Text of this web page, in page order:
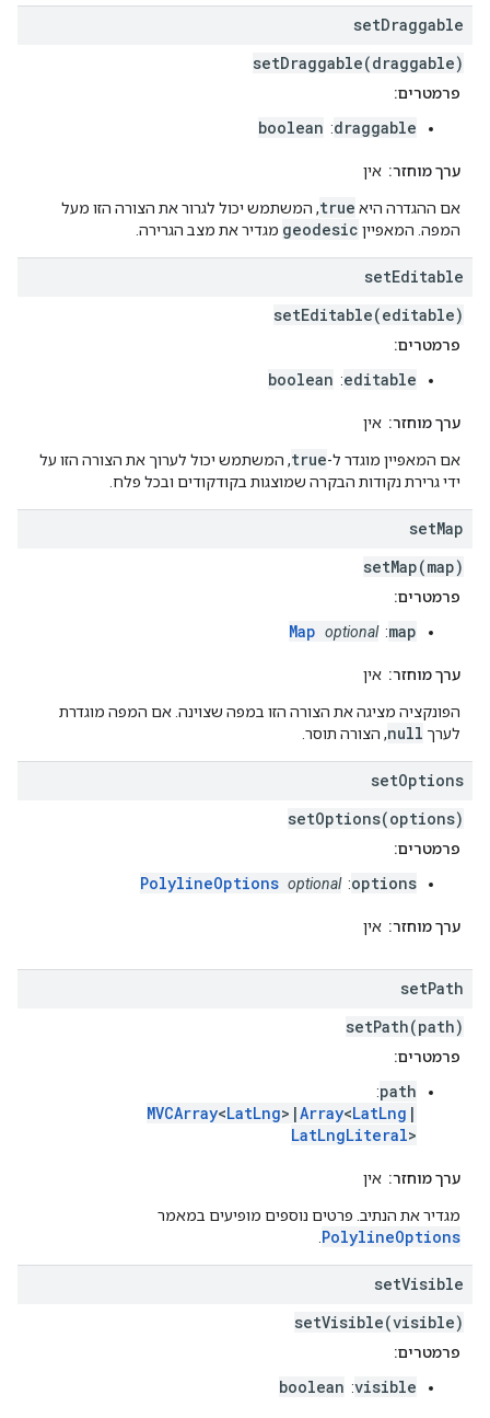
setDraggable
setDraggable(draggable)
פרמטרים:
draggable
:
boolean
ערך מוחזר: אין
אם ההגדרה היא true, המשתמש יכול לגרור את הצורה הזו מעל
המפה. המאפיין geodesic מגדיר את מצב הגרירה.
setEditable
setEditable(editable)
פרמטרים:
editable
:
boolean
ערך מוחזר: אין
אם המאפיין מוגדר ל-true, המשתמש יכול לערוך את הצורה הזו על
ידי גרירת נקודות הבקרה שמוצגות בקודקודים ובכל פלח.
setMap
setMap(map)
פרמטרים:
map
:
Map optional
ערך מוחזר: אין
הפונקציה מציגה את הצורה הזו במפה שצוינה. אם המפה מוגדרת
לערך null, הצורה תוסר.
setOptions
setOptions(options)
פרמטרים:
options
:
PolylineOptions optional
ערך מוחזר: אין
setPath
setPath(path)
פרמטרים:
path
:
MVCArray<LatLng>|Array<LatLng |
LatLngLiteral>
ערך מוחזר: אין
מגדיר את הנתיב. פרטים נוספים מופיעים במאמר
PolylineOptions
.
setVisible
setVisible(visible)
פרמטרים:
visible
:
boolean